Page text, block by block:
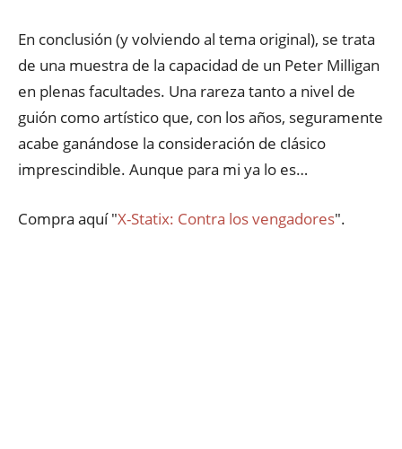
En conclusión (y volviendo al tema original), se trata
de una muestra de la capacidad de un Peter Milligan
en plenas facultades. Una rareza tanto a nivel de
guión como artístico que, con los años, seguramente
acabe ganándose la consideración de clásico
imprescindible. Aunque para mi ya lo es…
Compra aquí "X-Statix: Contra los vengadores".